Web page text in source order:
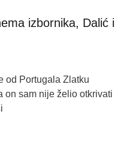
izbornika, Dalić i
od Portugala Zlatku
on sam nije želio otkrivati